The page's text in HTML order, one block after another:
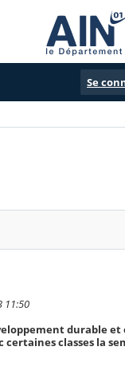
Se
11:50
durable
classes la